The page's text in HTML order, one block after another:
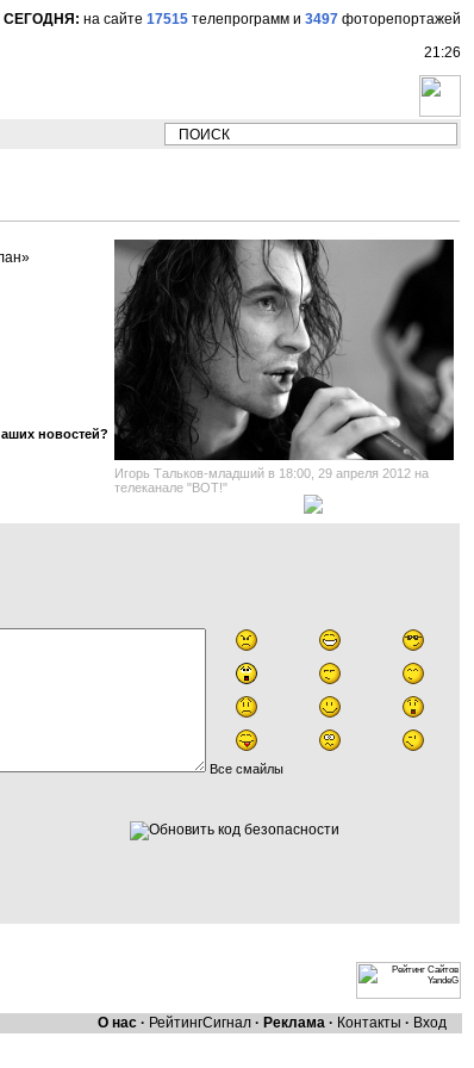
СЕГОДНЯ: на сайте 17515 телепрограмм и 3497 фоторепортажей
21:26
НОВОСТИ:
Игорь Тальков-младший в 18:00, 29 апреля 2012 на
телеканале "ВОТ!"
новостей?
Все смайлы
О нас · РейтингСигнал · Реклама · Контакты · Вход